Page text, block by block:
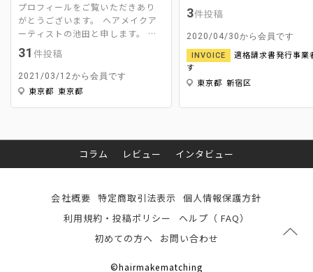
プロフィールをご覧いただきあり
がとうございます。 ヘアメイクア
ーティストの池田と申します。 主
な活動はCM、広告、映画、MV撮影
のヘアメイクと美容ライターです。
ヘアメイクは｢スパイスである2%
をどれだけ引き立たせて周りを調
て頂いてます。
31件投稿
2021/03/12から会員です
東京都 東京都
3件投稿
2020/04/30から会員です
INVOICE
適格請求書発行事業
す
東京都 新宿区
コラム レビュー インタビュー
会社概要 特定商取引法表示 個人情報保護方針
利用規約・投稿ポリシー
ヘルプ（ FAQ）
初めての方へ
お問い合わせ
©hairmakematching